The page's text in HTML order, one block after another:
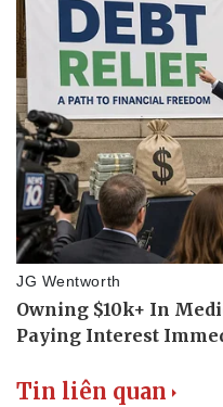
Doanh nghiệp
Thông tin doanh nghiệp
Doanh nghiệp 24h
Doanh nhân
Vì cộng đồng
Tin liên quan